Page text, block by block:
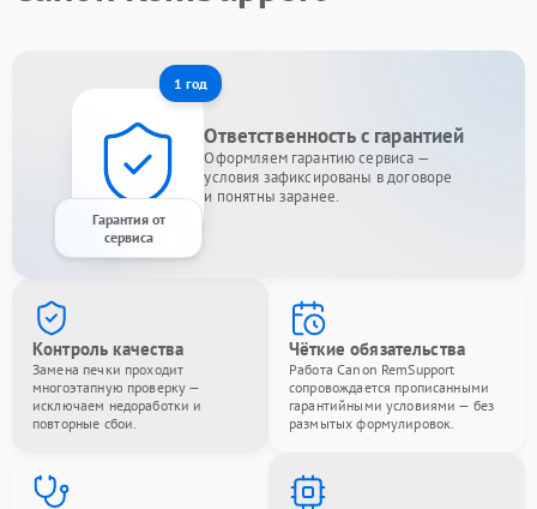
1 год
Гарантия от
сервиса
Ответственность с гарантией
Оформляем гарантию сервиса —
условия зафиксированы в договоре
и понятны заранее.
Контроль качества
Замена печки проходит
многоэтапную проверку —
исключаем недоработки и
повторные сбои.
Чёткие обязательства
Работа Canon RemSupport
сопровождается прописанными
гарантийными условиями — без
размытых формулировок.